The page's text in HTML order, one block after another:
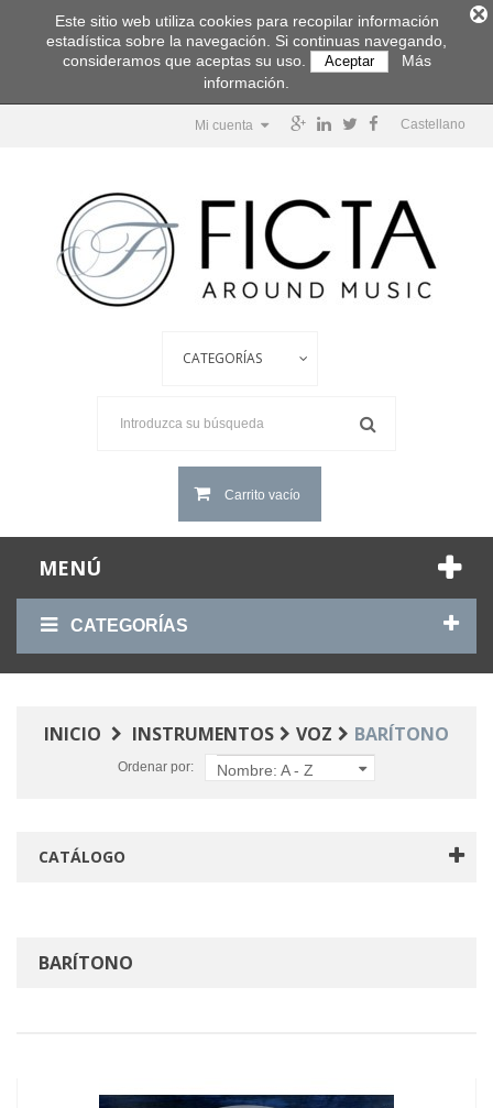
Castellano
Mi cuenta
Carrito vacío
MENÚ
CATEGORÍAS
INICIO INSTRUMENTOS VOZ BARÍTONO
Ordenar por: Nombre: A - Z
CATÁLOGO
BARÍTONO
Este sitio web utiliza cookies para recopilar información
estadística sobre la navegación. Si continuas navegando,
consideramos que aceptas su uso.
Aceptar
Más
información.